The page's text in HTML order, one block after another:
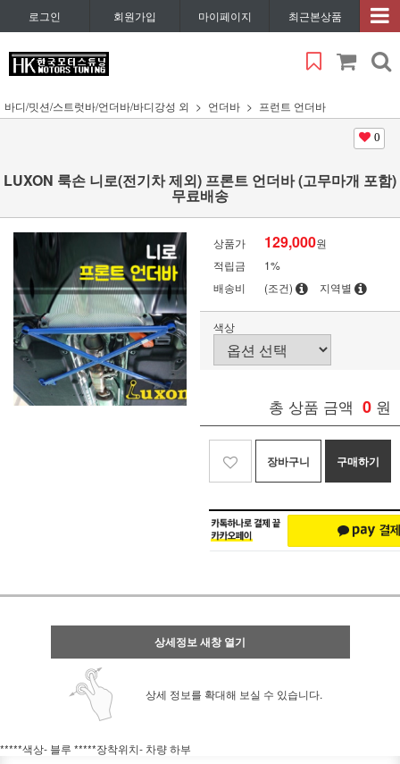
로그인 회원가입 마이페이지 최근본상품
바디/밋션/스트럿바/언더바/바디강성 외 언더바 프런트 언더바
0
LUXON 룩손 니로(전기차 제외) 프론트 언더바 (고무마개 포함)
무료배송
상품가 129,000원
적립금
1%
배송비
(조건) 지역별
색상
총 상품 금액 0 원
장바구니 구매하기
상세정보 새창 열기
상세 정보를 확대해 보실 수 있습니다.
*****색상- 블루 *****장착위치- 차량 하부